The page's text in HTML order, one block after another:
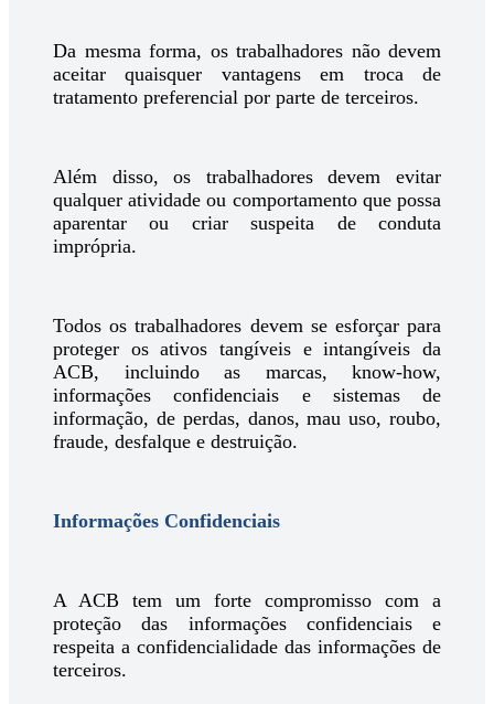
Da mesma forma, os trabalhadores não devem
aceitar quaisquer vantagens em troca de
tratamento preferencial por parte de terceiros.
Além disso, os trabalhadores devem evitar
qualquer atividade ou comportamento que possa
aparentar ou criar suspeita de conduta
imprópria.
Todos os trabalhadores devem se esforçar para
proteger os ativos tangíveis e intangíveis da
ACB, incluindo as marcas, know-how,
informações confidenciais e sistemas de
informação, de perdas, danos, mau uso, roubo,
fraude, desfalque e destruição.
Informações Confidenciais
A ACB tem um forte compromisso com a
proteção das informações confidenciais e
respeita a confidencialidade das informações de
terceiros.